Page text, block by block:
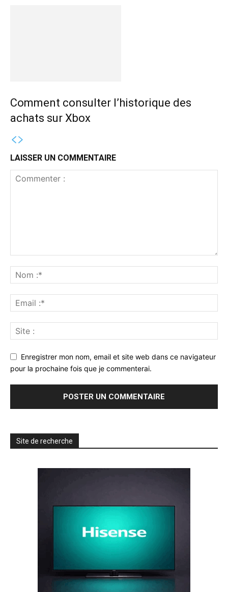
Comment consulter l’historique des
achats sur Xbox
LAISSER UN COMMENTAIRE
Enregistrer mon nom, email et site web dans ce navigateur
pour la prochaine fois que je commenterai.
Site de recherche